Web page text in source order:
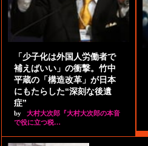
「少子化は外国人労働者で
補えばいい」の衝撃。竹中
平蔵の「構造改革」が日本
にもたらした“深刻な後遺
症”
by
大村大次郎『大村大次郎の本音
で役に立つ税…